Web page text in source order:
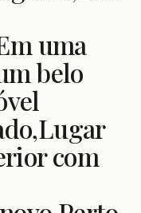
uma
belo
com